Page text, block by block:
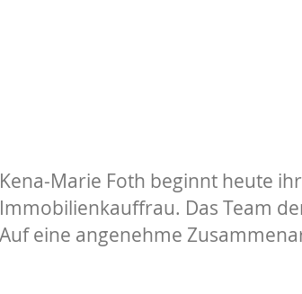
Kena-Marie Foth beginnt heute
Immobilienkauffrau. Das Team
Auf eine angenehme